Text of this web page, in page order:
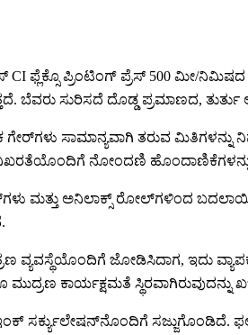
ಪ್ರಿಂಟಿಂಗ್ ಪ್ರೆಸ್ 500 ಮೀ/ನಿಮಿಷದ
ಬೆವರು ಸುರಿಸದೆ ದೊಡ್ಡ ಪ್ರಮಾಣದ,
ಸಾಮಾನ್ಯವಾಗಿ ತರುವ ಮಿತಿಗಳನ್ನು
ನಿಖರತೆಯೊಂದಿಗೆ ನೋಂದಣಿ
ಮತ್ತು ಅನಿಲಾಕ್ಸ್ ರೋಲ್‌ಗಳಿಂದ
ಜೋಡಿಸಿದಾಗ, ಇದು ವ್ಯಾಪಕ
ಕಾರ್ಯಕ್ಷಮತೆ ಸ್ಥಿರವಾಗಿರುವುದನ್ನು
ಸರ್ಕ್ಯುಲೇಷನ್‌ನೊಂದಿಗೆ ಸಜ್ಜುಗೊಂಡಿದೆ.